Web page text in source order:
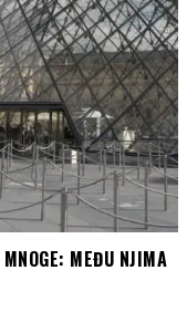
MEĐU NJIMA